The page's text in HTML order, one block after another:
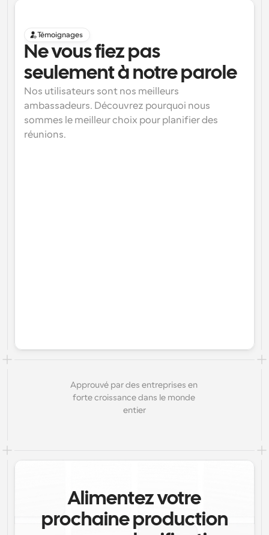
Témoignages
Ne vous fiez pas
seulement à notre parole
Nos utilisateurs sont nos meilleurs
ambassadeurs. Découvrez pourquoi nous
sommes le meilleur choix pour planifier des
réunions.
Approuvé par des entreprises en
forte croissance dans le monde
entier
Alimentez votre
prochaine production